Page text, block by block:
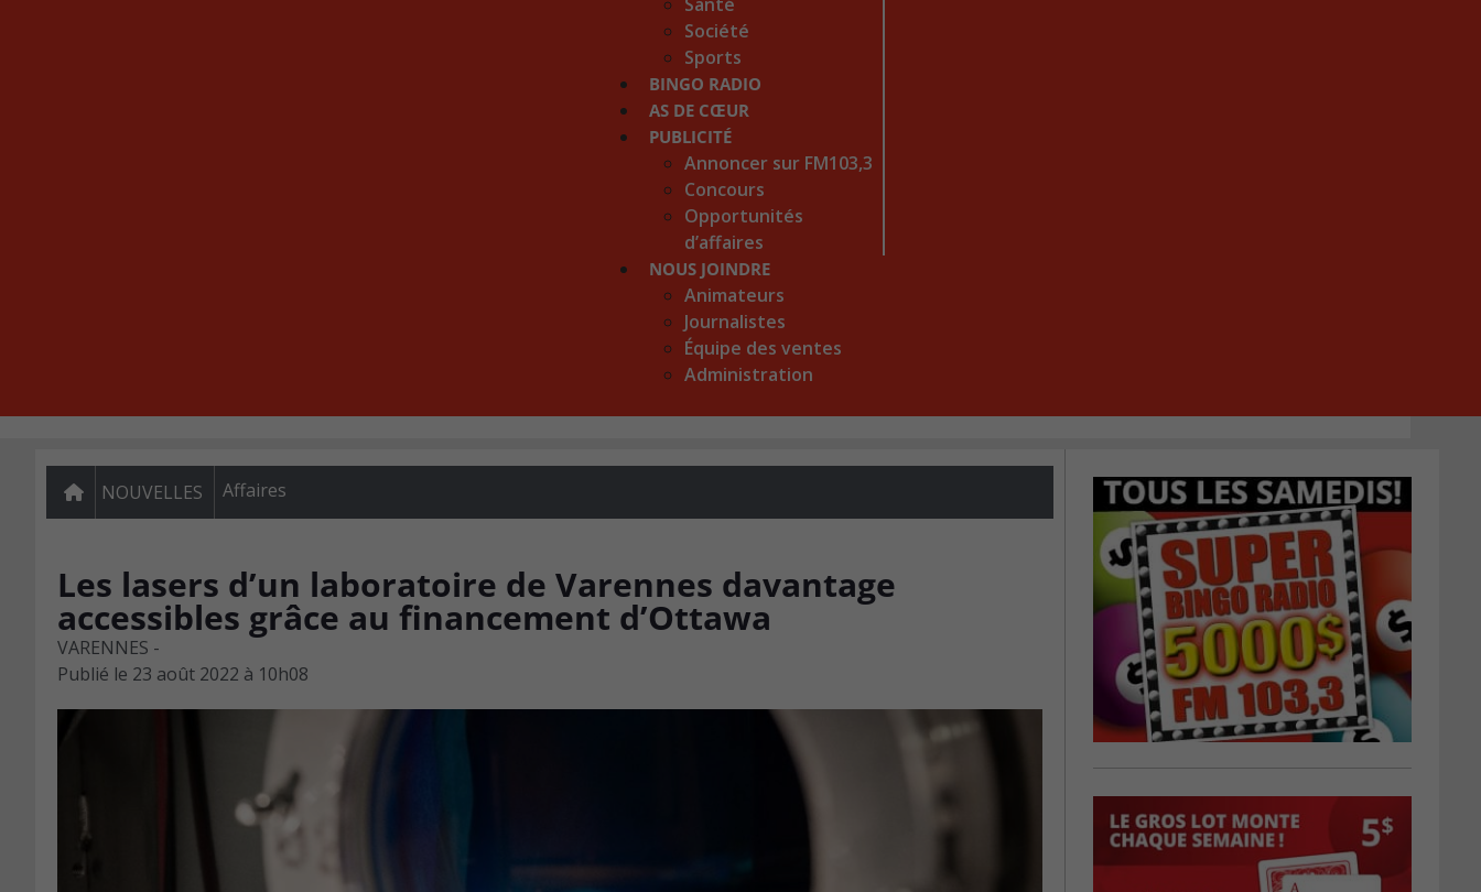
Société
Sports
BINGO RADIO
AS DE CŒUR
PUBLICITÉ
Annoncer sur FM103,3
Concours
Opportunités
d’affaires
NOUS JOINDRE
Animateurs
Journalistes
Équipe des ventes
Administration
NOUVELLES Affaires
Les lasers d’un laboratoire de Varennes davantage
accessibles grâce au financement d’Ottawa
VARENNES -
Publié le 23 août 2022 à 10h08